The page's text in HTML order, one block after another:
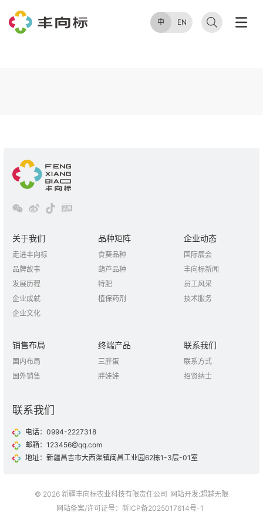
中 EN
关于我们
走进丰向标
品牌故事
发展历程
企业成就
企业文化
品种矩阵
食葵品种
葫芦品种
特肥
植保药剂
企业动态
国际展会
丰向标新闻
员工风采
技术服务
销售布局
国内布局
国外销售
终端产品
三胖蛋
胖娃娃
联系我们
联系方式
招贤纳士
联系我们
电话：0994-2227318
邮箱：123456@qq.com
地址：新疆昌吉市大西渠镇闽昌工业园62栋1-3层-01室
© 2026 新疆丰向标农业科技有限责任公司 网站开发:超越无限
网站备案/许可证号： 新ICP备2025017614号-1